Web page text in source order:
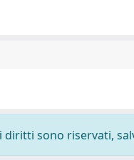
sono riservati,